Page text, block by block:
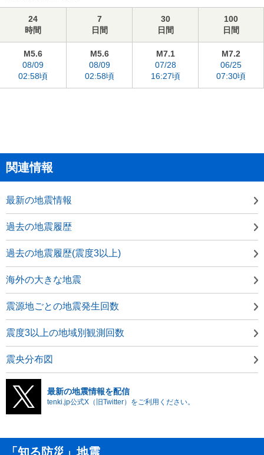
24
時間
7
日間
30
日間
100
日間
M5.6
08/09
02:58頃
M5.6
08/09
02:58頃
M7.1
07/28
16:27頃
M7.2
06/25
07:30頃
関連情報
最新の地震情報
過去の地震履歴
過去の地震履歴(震度3以上)
海外の大きな地震
震源地ごとの地震発生回数
震度3以上の地域別観測回数
震央分布図
最新の地震情報を配信
tenki.jp公式X（旧Twitter）をご利用ください。
「知る防災」地震